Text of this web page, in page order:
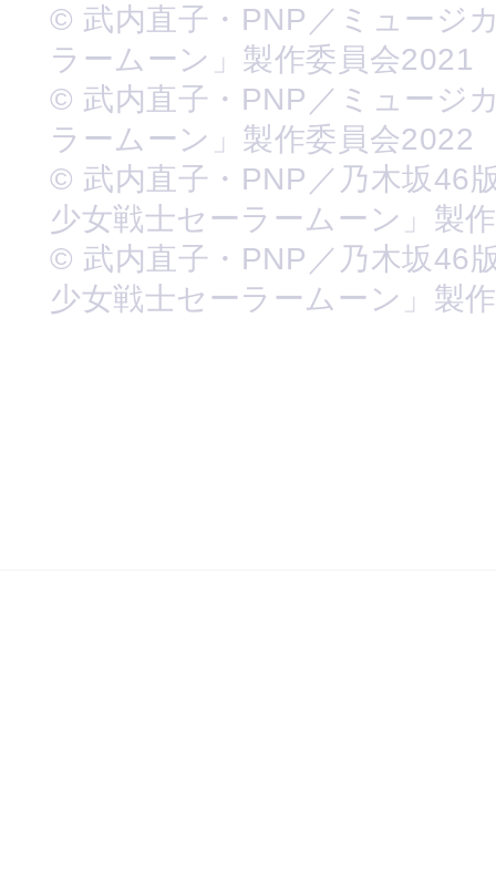
© 武内直子・PNP／ミュージ
ラームーン」製作委員会2021
© 武内直子・PNP／ミュージ
ラームーン」製作委員会2022
© 武内直子・PNP／乃木坂46
少女戦士セーラームーン」製
© 武内直子・PNP／乃木坂46
少女戦士セーラームーン」製